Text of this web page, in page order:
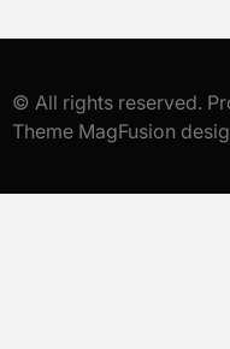
© All rights reserved.
Theme MagFusion